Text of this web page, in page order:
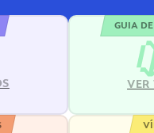
GUIA
VER